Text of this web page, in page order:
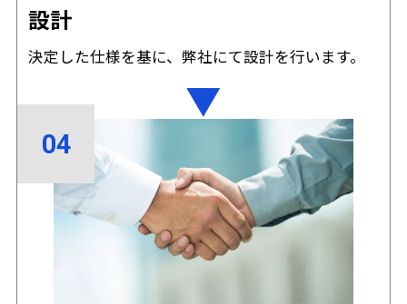
設計
決定した仕様を基に、弊社にて設計を行います。